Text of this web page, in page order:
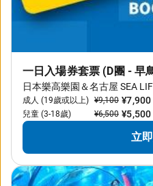
一日入場券套票 (D團 - 早
日本樂高樂園＆名古屋 SEA
成人 (19歲或以上) ¥9,100 ¥7,900
兒童 (3-18歲) ¥6,500 ¥5,500
立